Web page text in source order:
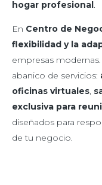
hogar profesional.
En Centro de
flexibilidad y la
empresas
abanico de servicios:
oficinas virtuales,
exclusiva para
diseñados para
de tu negocio.